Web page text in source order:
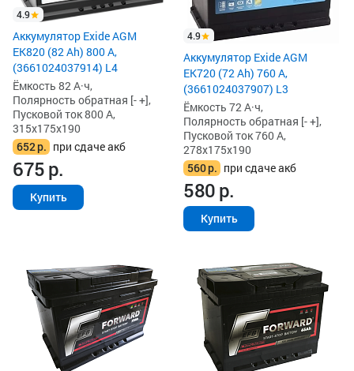
4.9
Аккумулятор Exide AGM
EK820 (82 Ah) 800 А,
(3661024037914) L4
Ёмкость 82 А·ч,
Полярность обратная [- +],
Пусковой ток 800 А,
315x175x190
652р. при сдаче акб
675р.
Купить
4.9
Аккумулятор Exide AGM
EK720 (72 Ah) 760 А,
(3661024037907) L3
Ёмкость 72 А·ч,
Полярность обратная [- +],
Пусковой ток 760 А,
278x175x190
560р. при сдаче акб
580р.
Купить